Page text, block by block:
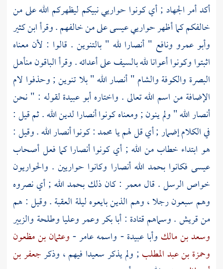
أكد أمر الجهاد ; أي كونوا حواريي نبيكم ليظهركم الله على من
خالفكم كما أظهر حوارييعيسىعلى من خالفهم . وقرأابن كثير
وأبو عمرو ونافع " أنصارا لله " بالتنوين . قالوا : لأن معناه
اثبتوا وكونوا أعوانا لله بالسيف على أعدائه . وقرأ الباقون منأهل
البصرة والكوفةوالشام" أنصار الله " بلا تنوين ; وحذفوا لام
الإضافة من اسم الله تعالى . واختارهأبو عبيدةلقوله : " نحن
أنصار الله " ولم ينون ; ومعناه كونوا أنصارا لدين الله . ثم قيل :
في الكلام إضمار ; أي قل لهم يامحمد: كونوا أنصار الله . وقيل :
هو ابتداء خطاب من الله ; أي كونوا أنصارا كما فعل أصحاب
عيسى فكانوا بحمد الله أنصارا وكانوا حواريين . والحواريون
خواص الرسل . قالمعمر : كان ذلك بحمد الله ; أي نصروه
وهم سبعون رجلا ، وهم الذين بايعوه ليلة العقبة. وقيل : هم
منقريش. وسماهمقتادة :أبا بكروعمروعلياوطلحة والزبير
وسعد بن مالك وأبا عبيدة - واسمه عامر -وعثمان بن مظعون
وحمزة بن عبد المطلب; ولم يذكرسعيدا فيهم ، وذكرجعفر بن